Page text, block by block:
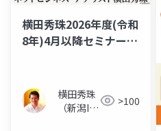
横田秀珠2026年度(令和
8年)4月以降セミナー講
横田秀珠
（新潟IT
>100